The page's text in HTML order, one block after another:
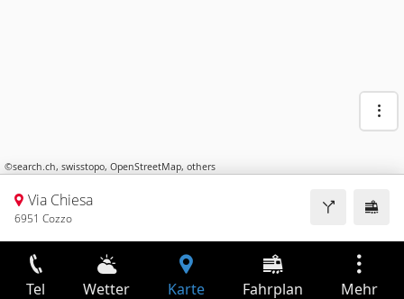
©search.ch, swisstopo, OpenStreetMap, others
Via Chiesa
6951 Cozzo
Tel Wetter Karte Fahrplan Mehr